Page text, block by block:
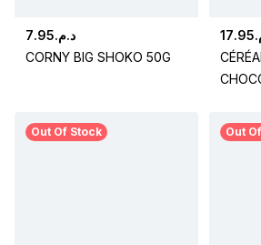
د.م.7.95
CORNY BIG SHOKO 50G
17.95
Out Of Stock Out